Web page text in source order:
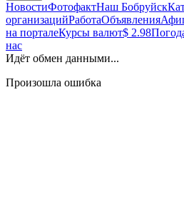
НовостиФотофактНаш Бобруйск
организацийРаботаОбъявления
на порталеКурсы валют$ 2.98
нас
Идёт обмен данными...
Произошла ошибка